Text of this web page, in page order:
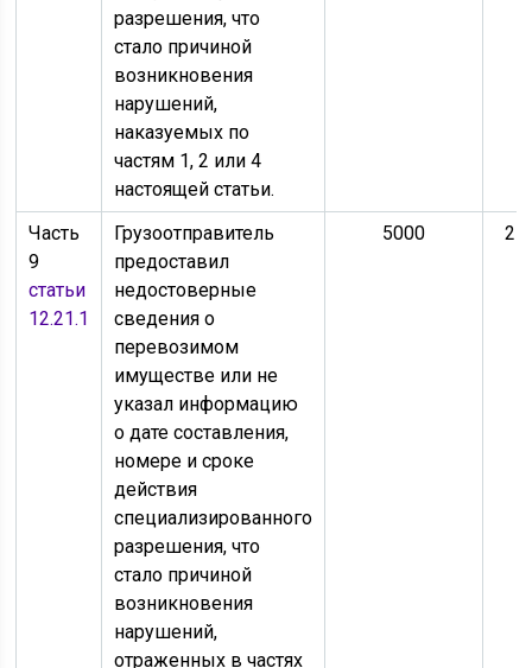
разрешения, что
стало причиной
возникновения
нарушений,
наказуемых по
частям 1, 2 или 4
настоящей статьи.
Часть
9
статьи
12.21.1
Грузоотправитель
предоставил
недостоверные
сведения о
перевозимом
имуществе или не
указал информацию
о дате составления,
номере и сроке
действия
специализированного
разрешения, что
стало причиной
возникновения
нарушений,
отраженных в частях
5000